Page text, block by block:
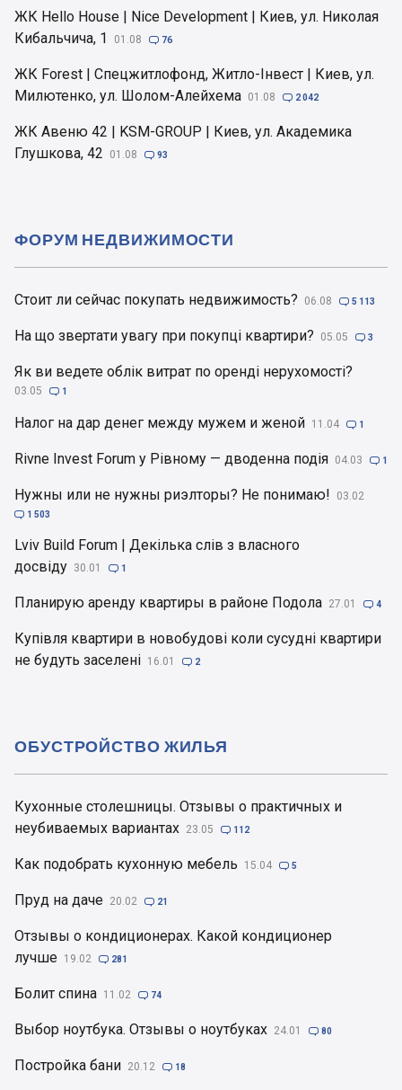
ЖК Hello House | Nice Development | Киев, ул. Николая
Кибальчича, 1
01.08  76
ЖК Forest | Спецжитлофонд, Житло-Інвест | Киев, ул.
Милютенко, ул. Шолом-Алейхема 01.08  2 042
ЖК Авеню 42 | KSM-GROUP | Киев, ул. Академика
Глушкова, 42
01.08  93
Стоит ли сейчас покупать недвижимость? 06.08  5 113
На що звертати увагу при покупці квартири? 05.05  3
Як ви ведете облік витрат по оренді нерухомості?
03.05  1
Налог на дар денег между мужем и женой 11.04  1
Rivne Invest Forum у Рівному — дводенна подія 04.03  1
Нужны или не нужны риэлторы? Не понимаю! 03.02
 1 503
Lviv Build Forum | Декілька слів з власного
досвіду 30.01  1
Планирую аренду квартиры в районе Подола 27.01  4
Купівля квартири в новобудові коли сусудні квартири
не будуть заселені 16.01  2
ФОРУМ НЕДВИЖИМОСТИ
Кухонные столешницы. Отзывы о практичных и
неубиваемых вариантах 23.05  112
Как подобрать кухонную мебель 15.04  5
Пруд на даче 20.02  21
Отзывы о кондиционерах. Какой кондиционер
лучше 19.02  281
Болит спина 11.02  74
Выбор ноутбука. Отзывы о ноутбуках 24.01  80
Постройка бани 20.12  18
ОБУСТРОЙСТВО ЖИЛЬЯ